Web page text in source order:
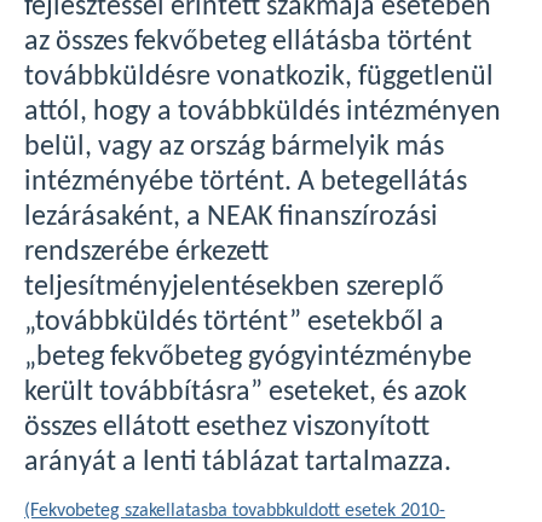
fejlesztéssel érintett szakmája esetében
az összes fekvőbeteg ellátásba történt
továbbküldésre vonatkozik, függetlenül
attól, hogy a továbbküldés intézményen
belül, vagy az ország bármelyik más
intézményébe történt. A betegellátás
lezárásaként, a NEAK finanszírozási
rendszerébe érkezett
teljesítményjelentésekben szereplő
„továbbküldés történt” esetekből a
„beteg fekvőbeteg gyógyintézménybe
került továbbításra” eseteket, és azok
összes ellátott esethez viszonyított
arányát a lenti táblázat tartalmazza.
(Fekvobeteg szakellatasba tovabbkuldott esetek 2010-